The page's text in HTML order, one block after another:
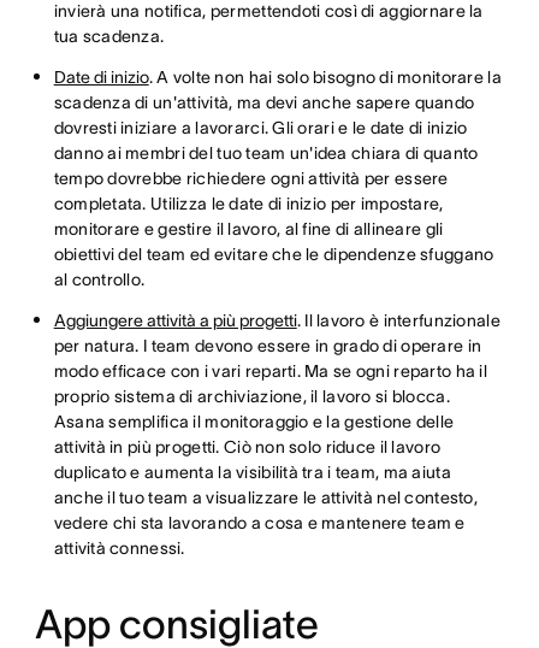
invierà una notifica, permettendoti così di aggiornare la
tua scadenza.
Date di inizio. A volte non hai solo bisogno di monitorare la
scadenza di un'attività, ma devi anche sapere quando
dovresti iniziare a lavorarci. Gli orari e le date di inizio
danno ai membri del tuo team un'idea chiara di quanto
tempo dovrebbe richiedere ogni attività per essere
completata. Utilizza le date di inizio per impostare,
monitorare e gestire il lavoro, al fine di allineare gli
obiettivi del team ed evitare che le dipendenze sfuggano
al controllo.
Aggiungere attività a più progetti. Il lavoro è interfunzionale
per natura. I team devono essere in grado di operare in
modo efficace con i vari reparti. Ma se ogni reparto ha il
proprio sistema di archiviazione, il lavoro si blocca.
Asana semplifica il monitoraggio e la gestione delle
attività in più progetti. Ciò non solo riduce il lavoro
duplicato e aumenta la visibilità tra i team, ma aiuta
anche il tuo team a visualizzare le attività nel contesto,
vedere chi sta lavorando a cosa e mantenere team e
attività connessi.
App consigliate